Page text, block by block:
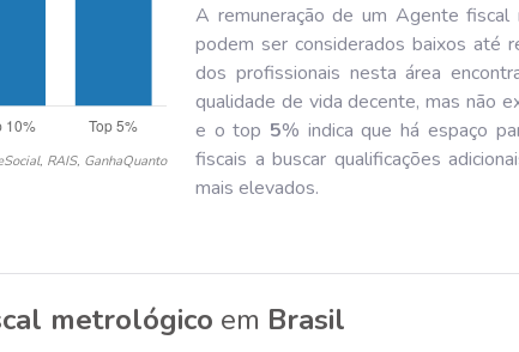
RAIS, GanhaQuanto
A remuneração de um Agente
podem ser considerados baixos até
dos profissionais nesta área
qualidade de vida decente, mas não
e o top 5% indica que há espaço
fiscais a buscar qualificações
mais elevados.
metrológico em Brasil